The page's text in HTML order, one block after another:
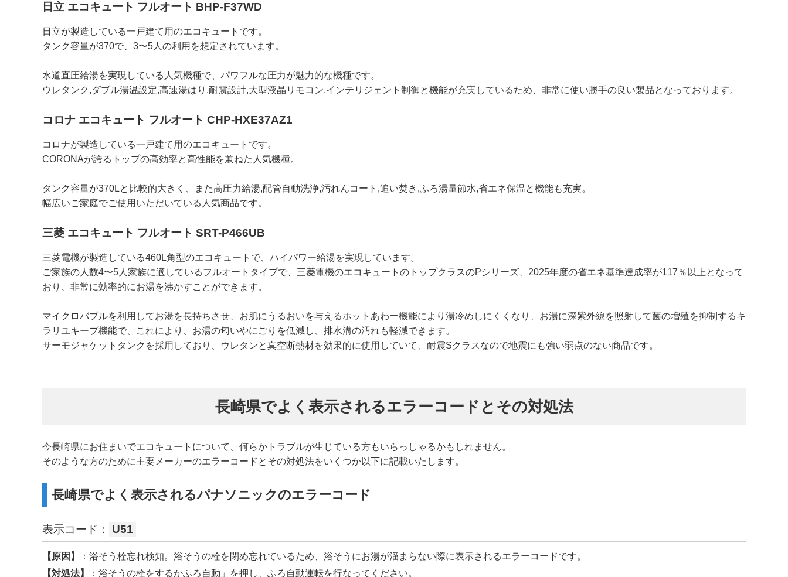
日立 エコキュート フルオート BHP-F37WD
日立が製造している一戸建て用のエコキュートです。
タンク容量が370で、3〜5人の利用を想定されています。
水道直圧給湯を実現している人気機種で、パワフルな圧力が魅力的な機種です。
ウレタンク,ダブル湯温設定,高速湯はり,耐震設計,大型液晶リモコン,インテリジェント制御と機能が充実しているため、非常に使い勝手の良い製品となっております。
コロナ エコキュート フルオート CHP-HXE37AZ1
コロナが製造している一戸建て用のエコキュートです。
CORONAが誇るトップの高効率と高性能を兼ねた人気機種。
タンク容量が370Lと比較的大きく、また高圧力給湯,配管自動洗浄,汚れんコート,追い焚き,ふろ湯量節水,省エネ保温と機能も充実。
幅広いご家庭でご使用いただいている人気商品です。
三菱 エコキュート フルオート SRT-P466UB
三菱電機が製造している460L角型のエコキュートで、ハイパワー給湯を実現しています。
ご家族の人数4〜5人家族に適しているフルオートタイプで、三菱電機のエコキュートのトップクラスのPシリーズ、2025年度の省エネ基準達成率が117％以上となって
おり、非常に効率的にお湯を沸かすことができます。
マイクロバブルを利用してお湯を長持ちさせ、お肌にうるおいを与えるホットあわー機能により湯冷めしにくくなり、お湯に深紫外線を照射して菌の増殖を抑制するキ
ラリユキープ機能で、これにより、お湯の匂いやにごりを低減し、排水溝の汚れも軽減できます。
サーモジャケットタンクを採用しており、ウレタンと真空断熱材を効果的に使用していて、耐震Sクラスなので地震にも強い弱点のない商品です。
長崎県でよく表示されるエラーコードとその対処法
今長崎県にお住まいでエコキュートについて、何らかトラブルが生じている方もいらっしゃるかもしれません。
そのような方のために主要メーカーのエラーコードとその対処法をいくつか以下に記載いたします。
長崎県でよく表示されるパナソニックのエラーコード
表示コード： U51
【原因】
：浴そう栓忘れ検知。浴そうの栓を閉め忘れているため、浴そうにお湯が溜まらない際に表示されるエラーコードです。
【対処法】
：浴そうの栓をするかふろ自動」を押し、ふろ自動運転を行なってください。